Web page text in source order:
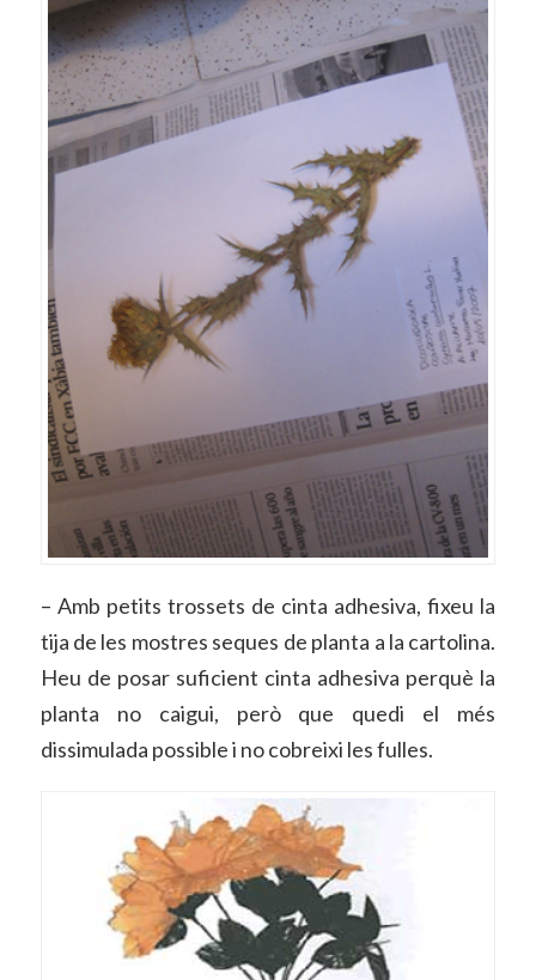
– Amb petits trossets de cinta adhesiva, fixeu la
tija de les mostres seques de planta a la cartolina.
Heu de posar suficient cinta adhesiva perquè la
planta no caigui, però que quedi el més
dissimulada possible i no cobreixi les fulles.